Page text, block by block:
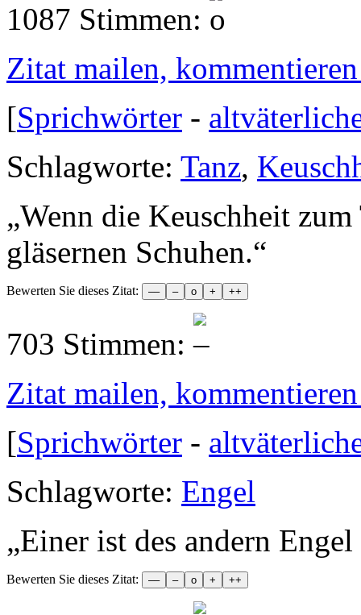
1087 Stimmen:
Zitat mailen,
[Sprichwörter -
Schlagworte: Tanz,
„Wenn die Keuschheit
gläsernen Schuhen.“
Bewerten Sie dieses Zitat:
703 Stimmen:
Zitat mailen,
[Sprichwörter -
Schlagworte: Engel
„Einer ist des andern
Bewerten Sie dieses Zitat: